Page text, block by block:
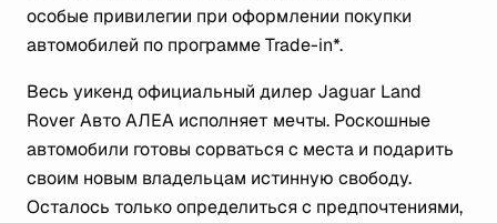
особые привилегии при оформлении покупки
автомобилей по программе Trade-in*.
Весь уикенд официальный дилер Jaguar Land
Rover Авто АЛЕА исполняет мечты. Роскошные
автомобили готовы сорваться c места и подарить
своим новым владельцам истинную свободу.
Осталось только определиться с предпочтениями,